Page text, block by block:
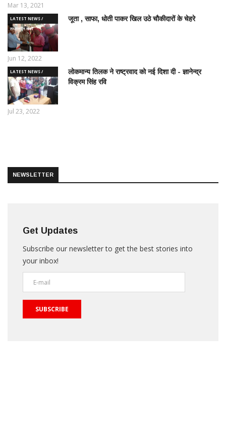
Mar 13, 2021
LATEST NEWS /
ताज़ातरीन खबरें
जूता , साफा, धोती पाकर खिल उठे चौकीदारों के चेहरे
Jun 12, 2022
LATEST NEWS /
ताज़ातरीन खबरें
लोकमान्य तिलक ने राष्ट्रवाद को नई दिशा दी - ज्ञानेन्द्र
विक्रम सिंह रवि
Jul 23, 2022
NEWSLETTER
Get Updates
Subscribe our newsletter to get the best stories into
your inbox!
SUBSCRIBE